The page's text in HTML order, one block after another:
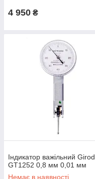
4 950 ₴
Індикатор важільний Girod
GT1252 0,8 мм 0,01 мм
Немає в наявності